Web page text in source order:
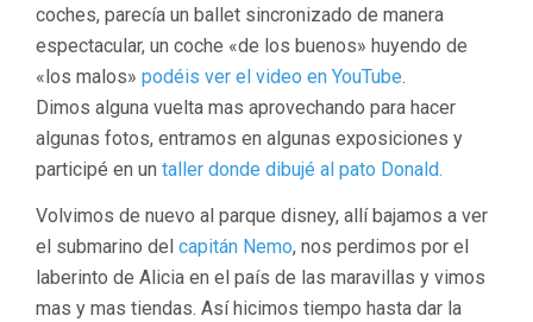
coches, parecía un ballet sincronizado de manera
espectacular, un coche «de los buenos» huyendo de
«los malos» podéis ver el video en YouTube.
Dimos alguna vuelta mas aprovechando para hacer
algunas fotos, entramos en algunas exposiciones y
participé en un taller donde dibujé al pato Donald.
Volvimos de nuevo al parque disney, allí bajamos a ver
el submarino del capitán Nemo, nos perdimos por el
laberinto de Alicia en el país de las maravillas y vimos
mas y mas tiendas. Así hicimos tiempo hasta dar la